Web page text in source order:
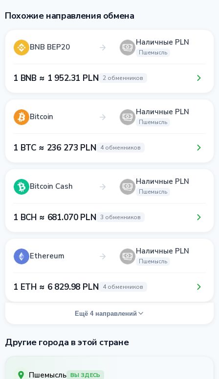
Похожие направления обмена
BNB BEP20 Наличные PLN
Пшемысль
1 BNB ≈ 1 952.31 PLN 2 обменников
Bitcoin Наличные PLN
Пшемысль
1 BTC ≈ 236 273 PLN 4 обменников
Bitcoin Cash Наличные PLN
Пшемысль
1 BCH ≈ 681.070 PLN 3 обменников
Ethereum Наличные PLN
Пшемысль
1 ETH ≈ 6 829.98 PLN 4 обменников
Ещё 4 направлений
Другие города в этой стране
Пшемысль ВЫ ЗДЕСЬ